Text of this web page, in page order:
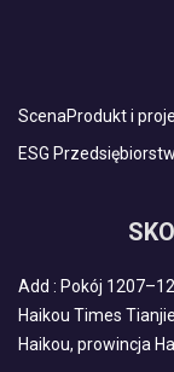
ScenaProdukt i
ESG
Add : Pokój
Haikou Times
Haikou, prowincja